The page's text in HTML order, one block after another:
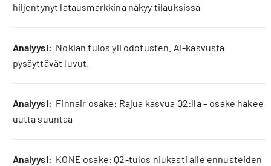
hiljentynyt latausmarkkina näkyy tilauksissa
analyysi: Nokian tulos yli odotusten. AI-kasvusta
pysäyttävät luvut.
analyysi: Finnair osake: Rajua kasvua Q2:lla – osake hakee
uutta suuntaa
analyysi: KONE osake: Q2-tulos niukasti alle ennusteiden